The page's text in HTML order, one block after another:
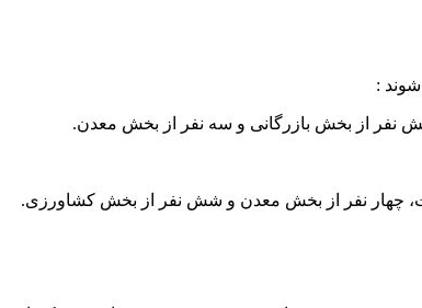
:
نفر از بخش بازرگانی و سه نفر از بخش معدن.
چهار نفر از بخش معدن و شش نفر از بخش کشاورزی.